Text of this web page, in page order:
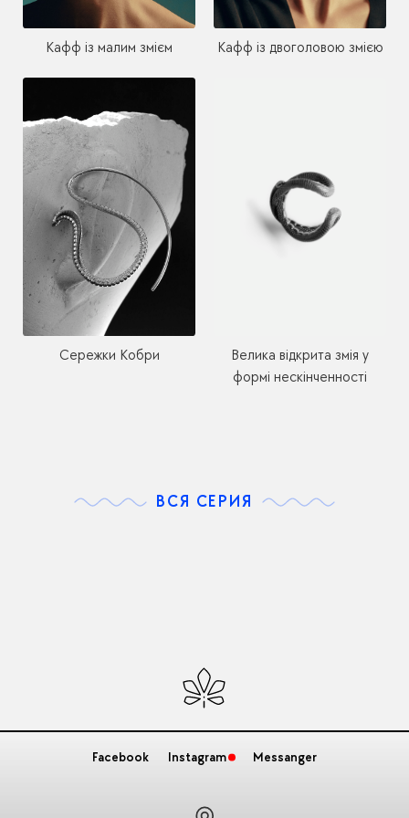
Кафф із малим змієм Кафф із двоголовою змією
Сережки Кобри
Велика відкрита змія у
формі нескінченності
ВСЯ СЕРИЯ
Facebook Instagram Messanger